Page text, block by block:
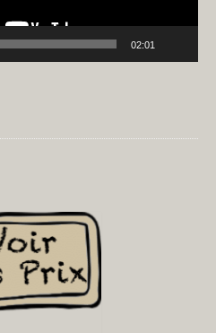
02:01